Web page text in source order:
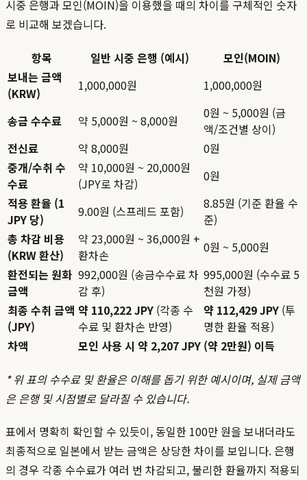
시중 은행과 모인(MOIN)을 이용했을 때의 차이를 구체적인 숫자
로 비교해 보겠습니다.
항목 일반 시중 은행 (예시)
모인(MOIN)
보내는 금액
(KRW)
1,000,000원 1,000,000원
송금 수수료 약 5,000원 ~ 8,000원
0원 ~ 5,000원 (금
액/조건별 상이)
전신료
약 8,000원
0원
중개/수취 수
수료
약 10,000원 ~ 20,000원
(JPY로 차감)
0원
적용 환율 (1
JPY 당)
9.00원 (스프레드 포함)
8.85원 (기준 환율 수
준)
총 차감 비용
(KRW 환산)
약 23,000원 ~ 36,000원 +
환차손
0원 ~ 5,000원
환전되는 원화
금액
992,000원 (송금수수료 차
감 후)
995,000원 (수수료 5
천원 가정)
최종 수취 금액
(JPY)
약 110,222 JPY (각종 수
수료 및 환차손 반영)
약 112,429 JPY (투
명한 환율 적용)
차액
모인 사용 시 약 2,207 JPY (약 2만원) 이득
* 위 표의 수수료 및 환율은 이해를 돕기 위한 예시이며, 실제 금액
은 은행 및 시점별로 달라질 수 있습니다.
표에서 명확히 확인할 수 있듯이, 동일한 100만 원을 보내더라도
최종적으로 일본에서 받는 금액은 상당한 차이를 보입니다. 은행
의 경우 각종 수수료가 여러 번 차감되고, 불리한 환율까지 적용되